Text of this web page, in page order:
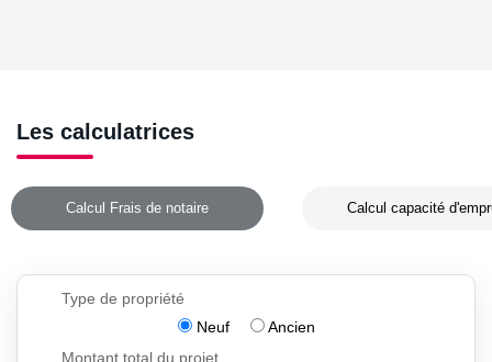
Les calculatrices
Calcul Frais de notaire Calcul capacité